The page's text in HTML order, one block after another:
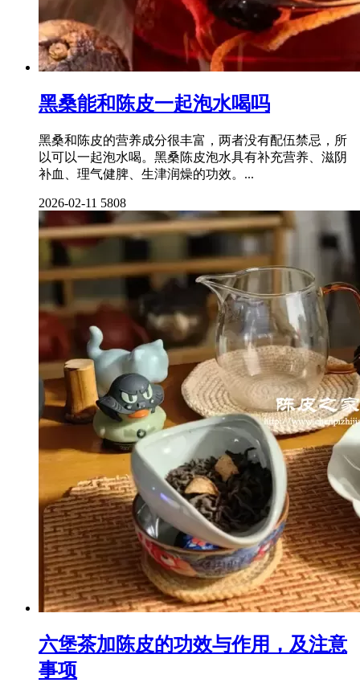
黑桑能和陈皮一起泡水喝吗
黑桑和陈皮的营养成分很丰富，两者没有配伍禁忌，所
以可以一起泡水喝。黑桑陈皮泡水具有补充营养、滋阴
补血、理气健脾、生津润燥的功效。...
2026-02-11 5808
六堡茶加陈皮的功效与作用，及注意
事项